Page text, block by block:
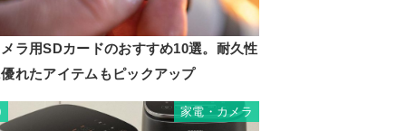
ラ用SDカードのおすすめ10選。耐久性
れたアイテムもピックアップ
家電・カメラ